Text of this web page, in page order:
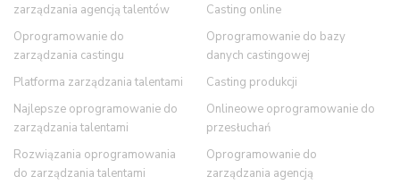
zarządzania agencją talentów
Oprogramowanie do
zarządzania castingu
Platforma zarządzania talentami
Najlepsze oprogramowanie do
zarządzania talentami
Rozwiązania oprogramowania
do zarządzania talentami
Casting online
Oprogramowanie do bazy
danych castingowej
Casting produkcji
Onlineowe oprogramowanie do
przesłuchań
Oprogramowanie do
zarządzania agencją